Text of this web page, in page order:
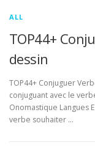
ALL
TOP44+
dessin
TOP44+ Conjuguer
conjuguant avec le
Onomastique Langues
verbe souhaiter …